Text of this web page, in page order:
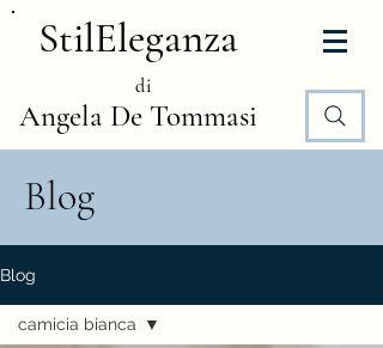
StilEleganza
di
Angela De Tommasi
Blog
Blog
camicia bianca